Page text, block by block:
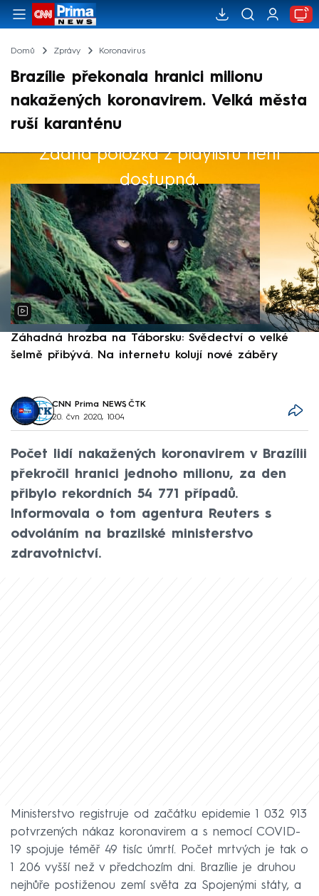
Domů Zprávy Koronavirus
Brazílie překonala hranici milionu
nakažených koronavirem. Velká města
ruší karanténu
Žádná položka z playlistu není
dostupná.
Výběr redakce
Záhadná hrozba na Táborsku: Svědectví o velké
šelmě přibývá. Na internetu kolují nové záběry
CNN Prima NEWS, ČTK
20. čvn 2020, 10:04
Počet lidí nakažených koronavirem v Brazílii
překročil hranici jednoho milionu, za den
přibylo rekordních 54 771 případů.
Informovala o tom agentura Reuters s
odvoláním na brazilské ministerstvo
zdravotnictví.
Ministerstvo registruje od začátku epidemie 1 032 913
potvrzených nákaz koronavirem a s nemocí COVID-
19 spojuje téměř 49 tisíc úmrtí. Počet mrtvých je tak o
1 206 vyšší než v předchozím dni. Brazílie je druhou
nejhůře postiženou zemí světa za Spojenými státy, a